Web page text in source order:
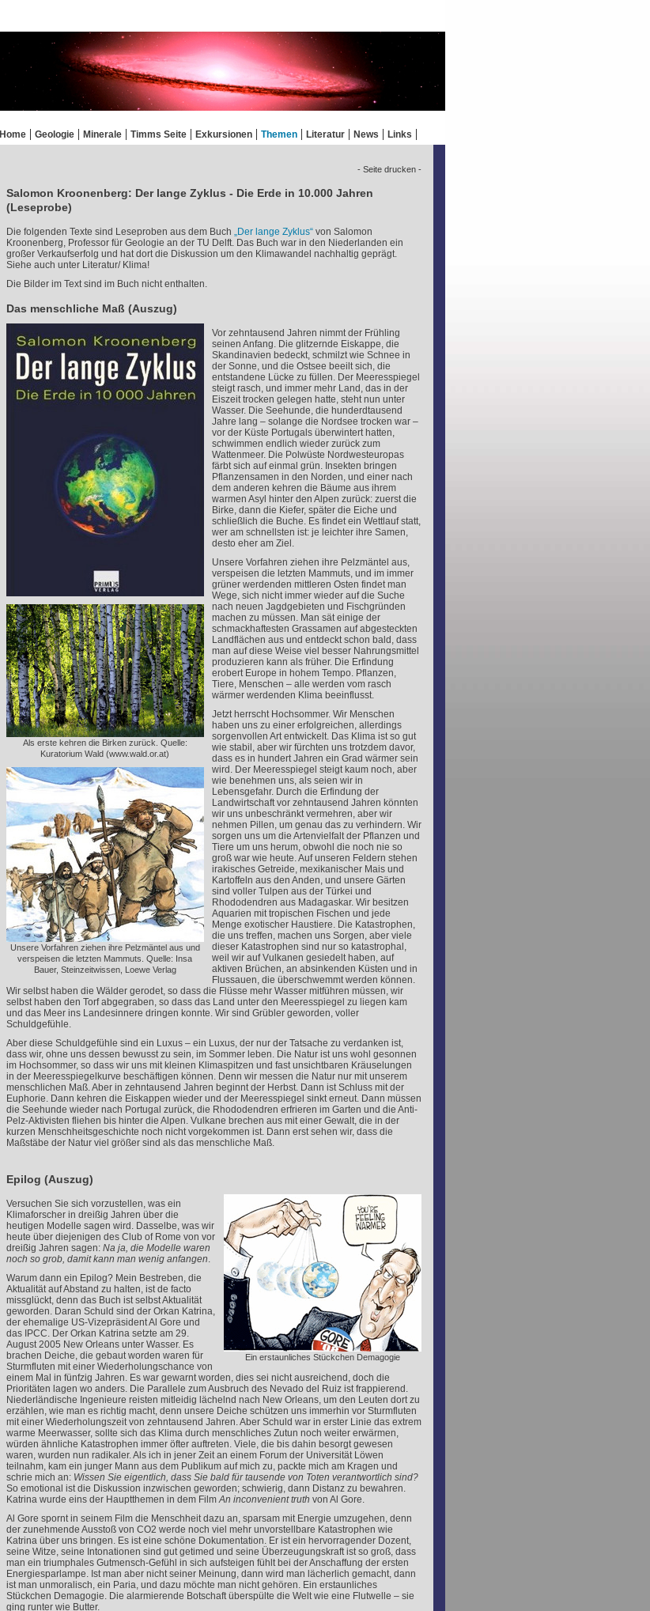
Home Geologie Minerale Timms Seite Exkursionen Themen Literatur News Links
- Seite drucken -
Salomon Kroonenberg: Der lange Zyklus - Die Erde in 10.000 Jahren
(Leseprobe)
Die folgenden Texte sind Leseproben aus dem Buch „Der lange Zyklus“von Salomon
Kroonenberg, Professor für Geologie an der TU Delft. Das Buch war in den Niederlanden ein
großer Verkaufserfolg und hat dort die Diskussion um den Klimawandel nachhaltig geprägt.
Siehe auch unter Literatur/ Klima!
Die Bilder im Text sind im Buch nicht enthalten.
Das menschliche Maß (Auszug)
Als erste kehren die Birken zurück. Quelle:
Kuratorium Wald (www.wald.or.at)
Unsere Vorfahren ziehen ihre Pelzmäntel aus und
verspeisen die letzten Mammuts. Quelle: Insa
Bauer, Steinzeitwissen, Loewe Verlag
Vor zehntausend Jahren nimmt der Frühling
seinen Anfang. Die glitzernde Eiskappe, die
Skandinavien bedeckt, schmilzt wie Schnee in
der Sonne, und die Ostsee beeilt sich, die
entstandene Lücke zu füllen. Der Meeresspiegel
steigt rasch, und immer mehr Land, das in der
Eiszeit trocken gelegen hatte, steht nun unter
Wasser. Die Seehunde, die hunderdtausend
Jahre lang – solange die Nordsee trocken war –
vor der Küste Portugals überwintert hatten,
schwimmen endlich wieder zurück zum
Wattenmeer. Die Polwüste Nordwesteuropas
färbt sich auf einmal grün. Insekten bringen
Pflanzensamen in den Norden, und einer nach
dem anderen kehren die Bäume aus ihrem
warmen Asyl hinter den Alpen zurück: zuerst die
Birke, dann die Kiefer, später die Eiche und
schließlich die Buche. Es findet ein Wettlauf statt,
wer am schnellsten ist: je leichter ihre Samen,
desto eher am Ziel.
Unsere Vorfahren ziehen ihre Pelzmäntel aus,
verspeisen die letzten Mammuts, und im immer
grüner werdenden mittleren Osten findet man
Wege, sich nicht immer wieder auf die Suche
nach neuen Jagdgebieten und Fischgründen
machen zu müssen. Man sät einige der
schmackhaftesten Grassamen auf abgesteckten
Landflächen aus und entdeckt schon bald, dass
man auf diese Weise viel besser Nahrungsmittel
produzieren kann als früher. Die Erfindung
erobert Europe in hohem Tempo. Pflanzen,
Tiere, Menschen – alle werden vom rasch
wärmer werdenden Klima beeinflusst.
Jetzt herrscht Hochsommer. Wir Menschen
haben uns zu einer erfolgreichen, allerdings
sorgenvollen Art entwickelt. Das Klima ist so gut
wie stabil, aber wir fürchten uns trotzdem davor,
dass es in hundert Jahren ein Grad wärmer sein
wird. Der Meeresspiegel steigt kaum noch, aber
wie benehmen uns, als seien wir in
Lebensgefahr. Durch die Erfindung der
Landwirtschaft vor zehntausend Jahren könnten
wir uns unbeschränkt vermehren, aber wir
nehmen Pillen, um genau das zu verhindern. Wir
sorgen uns um die Artenvielfalt der Pflanzen und
Tiere um uns herum, obwohl die noch nie so
groß war wie heute. Auf unseren Feldern stehen
irakisches Getreide, mexikanischer Mais und
Kartoffeln aus den Anden, und unsere Gärten
sind voller Tulpen aus der Türkei und
Rhododendren aus Madagaskar. Wir besitzen
Aquarien mit tropischen Fischen und jede
Menge exotischer Haustiere. Die Katastrophen,
die uns treffen, machen uns Sorgen, aber viele
dieser Katastrophen sind nur so katastrophal,
weil wir auf Vulkanen gesiedelt haben, auf
aktiven Brüchen, an absinkenden Küsten und in
Flussauen, die überschwemmt werden können.
Wir selbst haben die Wälder gerodet, so dass die Flüsse mehr Wasser mitführen müssen, wir
selbst haben den Torf abgegraben, so dass das Land unter den Meeresspiegel zu liegen kam
und das Meer ins Landesinnere dringen konnte. Wir sind Grübler geworden, voller
Schuldgefühle.
Aber diese Schuldgefühle sind ein Luxus – ein Luxus, der nur der Tatsache zu verdanken ist,
dass wir, ohne uns dessen bewusst zu sein, im Sommer leben. Die Natur ist uns wohl gesonnen
im Hochsommer, so dass wir uns mit kleinen Klimaspitzen und fast unsichtbaren Kräuselungen
in der Meeresspiegelkurve beschäftigen können. Denn wir messen die Natur nur mit unserem
menschlichen Maß. Aber in zehntausend Jahren beginnt der Herbst. Dann ist Schluss mit der
Euphorie. Dann kehren die Eiskappen wieder und der Meeresspiegel sinkt erneut. Dann müssen
die Seehunde wieder nach Portugal zurück, die Rhododendren erfrieren im Garten und die Anti-
Pelz-Aktivisten fliehen bis hinter die Alpen. Vulkane brechen aus mit einer Gewalt, die in der
kurzen Menschheitsgeschichte noch nicht vorgekommen ist. Dann erst sehen wir, dass die
Maßstäbe der Natur viel größer sind als das menschliche Maß.
Epilog (Auszug)
Ein erstaunliches Stückchen Demagogie
Versuchen Sie sich vorzustellen, was ein
Klimaforscher in dreißig Jahren über die
heutigen Modelle sagen wird. Dasselbe, was wir
heute über diejenigen des Club of Rome von vor
dreißig Jahren sagen: Na ja, die Modelle waren
noch so grob, damit kann man wenig anfangen.
Warum dann ein Epilog? Mein Bestreben, die
Aktualität auf Abstand zu halten, ist de facto
missglückt, denn das Buch ist selbst Aktualität
geworden. Daran Schuld sind der Orkan Katrina,
der ehemalige US-Vizepräsident Al Gore und
das IPCC. Der Orkan Katrina setzte am 29.
August 2005 New Orleans unter Wasser. Es
brachen Deiche, die gebaut worden waren für
Sturmfluten mit einer Wiederholungschance von
einem Mal in fünfzig Jahren. Es war gewarnt worden, dies sei nicht ausreichend, doch die
Prioritäten lagen wo anders. Die Parallele zum Ausbruch des Nevado del Ruiz ist frappierend.
Niederländische Ingenieure reisten mitleidig lächelnd nach New Orleans, um den Leuten dort zu
erzählen, wie man es richtig macht, denn unsere Deiche schützen uns immerhin vor Sturmfluten
mit einer Wiederholungszeit von zehntausend Jahren. Aber Schuld war in erster Linie das extrem
warme Meerwasser, sollte sich das Klima durch menschliches Zutun noch weiter erwärmen,
würden ähnliche Katastrophen immer öfter auftreten. Viele, die bis dahin besorgt gewesen
waren, wurden nun radikaler. Als ich in jener Zeit an einem Forum der Universität Löwen
teilnahm, kam ein junger Mann aus dem Publikum auf mich zu, packte mich am Kragen und
schrie mich an: Wissen Sie eigentlich, dass Sie bald für tausende von Toten verantwortlich sind?
So emotional ist die Diskussion inzwischen geworden; schwierig, dann Distanz zu bewahren.
Katrina wurde eins der Hauptthemen in dem FilmAn inconvenient truth von Al Gore.
Al Gore spornt in seinem Film die Menschheit dazu an, sparsam mit Energie umzugehen, denn
der zunehmende Ausstoß von CO2 werde noch viel mehr unvorstellbare Katastrophen wie
Katrina über uns bringen. Es ist eine schöne Dokumentation. Er ist ein hervorragender Dozent,
seine Witze, seine Intonationen sind gut getimed und seine Überzeugungskraft ist so groß, dass
man ein triumphales Gutmensch-Gefühl in sich aufsteigen fühlt bei der Anschaffung der ersten
Energiesparlampe. Ist man aber nicht seiner Meinung, dann wird man lächerlich gemacht, dann
ist man unmoralisch, ein Paria, und dazu möchte man nicht gehören. Ein erstaunliches
Stückchen Demagogie. Die alarmierende Botschaft überspülte die Welt wie eine Flutwelle – sie
ging runter wie Butter.